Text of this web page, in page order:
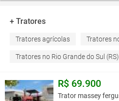
+ Tratores
Tratores agrícolas Tratores
Tratores no Rio Grande do Sul (RS)
R$ 69.900
Trator massey